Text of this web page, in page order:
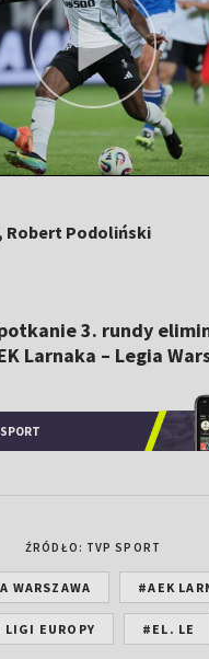
Robert Podoliński
3. rundy
Larnaka – Legia
ŹRÓDŁO: TVP SPORT
WARSZAWA #AEK
EUROPY #EL. LE